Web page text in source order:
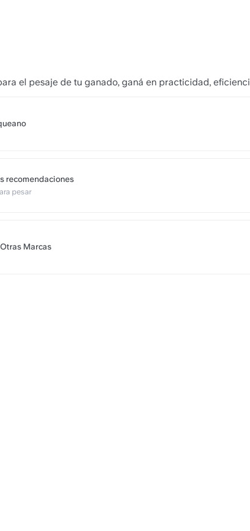
el pesaje de tu ganado, ganá en practicidad,
recomendaciones
pesar
Marcas